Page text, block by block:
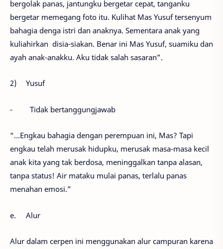
bergolak panas, jantungku bergetar cepat, tanganku
bergetar memegang foto itu. Kulihat Mas Yusuf tersenyum
bahagia denga istri dan anaknya. Sementara anak yang
kuliahirkan disia-siakan. Benar ini Mas Yusuf, suamiku dan
ayah anak-anakku. Aku tidak salah sasaran”.
2) Yusuf
- Tidak bertanggungjawab
“...Engkau bahagia dengan perempuan ini, Mas? Tapi
engkau telah merusak hidupku, merusak masa-masa kecil
anak kita yang tak berdosa, meninggalkan tanpa alasan,
tanpa status! Air mataku mulai panas, terlalu panas
menahan emosi.”
e. Alur
Alur dalam cerpen ini menggunakan alur campuran karena